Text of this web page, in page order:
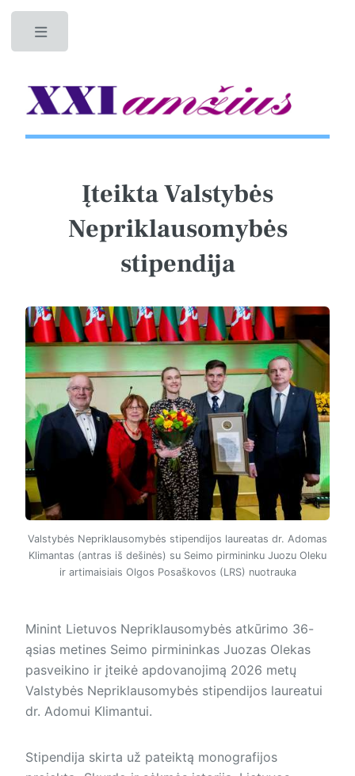
Įteikta Valstybės
Nepriklausomybės
stipendija
Valstybės Nepriklausomybės stipendijos laureatas dr. Adomas
Klimantas (antras iš dešinės) su Seimo pirmininku Juozu Oleku
ir artimaisiais Olgos Posaškovos (LRS) nuotrauka
Minint Lietuvos Nepriklausomybės atkūrimo 36-
ąsias metines Seimo pirmininkas Juozas Olekas
pasveikino ir įteikė apdovanojimą 2026 metų
Valstybės Nepriklausomybės stipendijos laureatui
dr. Adomui Klimantui.
Stipendija skirta už pateiktą monografijos